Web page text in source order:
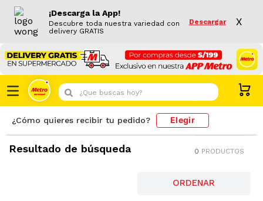
¡Descarga la App!
Descubre toda nuestra variedad con
delivery GRATIS
Descargar X
¿Que buscas hoy?
¿Cómo quieres recibir tu pedido? Elegir
Resultado de búsqueda 0 PRODUCTOS